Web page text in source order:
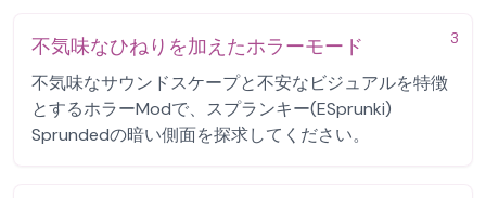
3
不気味なひねりを加えたホラーモード
不気味なサウンドスケープと不安なビジュアルを特徴
とするホラーModで、スプランキー(ESprunki)
Sprundedの暗い側面を探求してください。